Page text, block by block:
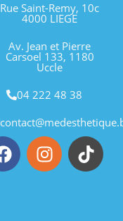
Rue Saint-Remy, 10c
4000 LIEGE
Av. Jean et Pierre
Carsoel 133, 1180
Uccle
04 222 48 38